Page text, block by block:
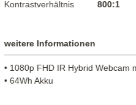
Kontrastverhältnis 800:1
weitere Informationen
• 1080p FHD IR Hybrid Webcam
• 64Wh Akku